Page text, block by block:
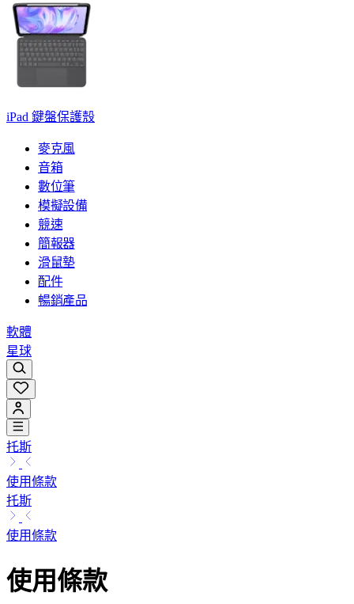
iPad 鍵盤保護殼
麥克風
音箱
數位筆
模擬設備
競速
簡報器
滑鼠墊
配件
暢銷產品
軟體
星球
托斯
使用條款
托斯
使用條款
使用條款